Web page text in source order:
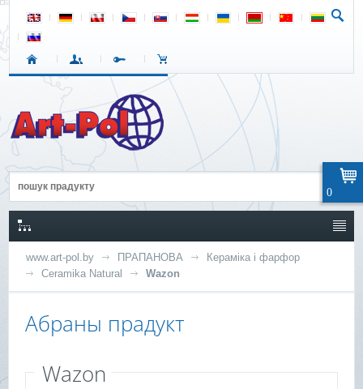
www.art-pol.by ПРАПАНОВА
Кераміка і фарфор
Ceramika Natural
Wazon
Абраны прадукт
Wazon
0